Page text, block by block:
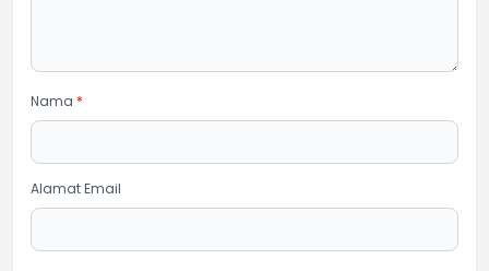
Nama *
Alamat Email